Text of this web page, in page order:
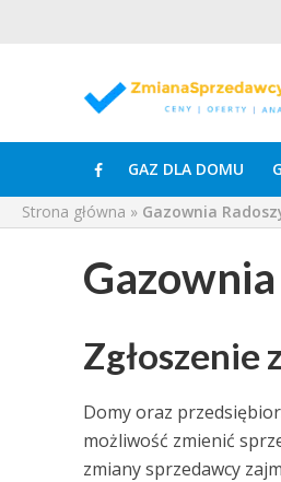
GAZ DLA DOMU
Strona główna » Gazownia
Zgłoszenie
Domy oraz
możliwość zmienić
zmiany sprzedawcy